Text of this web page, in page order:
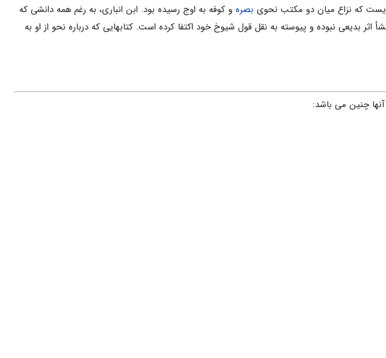
که‌ نزاع‌ میان‌ دو مکتب‌ نحوی‌ بصره‌ و کوفه‌ به‌ اوج‌ رسیده‌ بود. ابن‌ انباری‌، به‌ رغم‌ همه دانشی‌ که‌
بدیعی‌ نبوده‌ و پیوسته‌ به‌ نقل‌ قول‌ شیوخ‌ خود اکتفا کرده‌ است‌. کتابهایی‌ که‌ درباره نحو از او به‌
چنین‌ می باشد: